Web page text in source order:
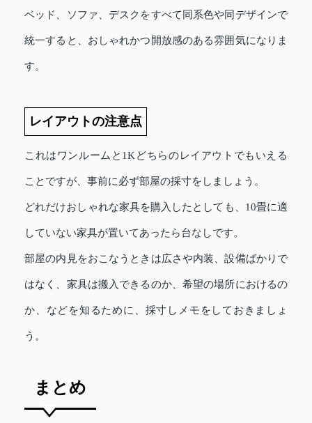
ベッド、ソファ、デスクをすべて同系色や同デザインで
統一すると、おしゃれかつ開放感のある雰囲気になりま
す。
レイアウトの注意点
これはワンルームと1Kどちらのレイアウトでもいえる
ことですが、事前に必ず部屋の採寸をしましょう。
どれだけおしゃれな家具を購入したとしても、10畳に適
していない家具が置いてあったら台なしです。
部屋の内見をおこなうときは広さや内装、設備ばかりで
はなく、家具は搬入できるのか、希望の場所におけるの
か、などを知るために、採寸しメモをしておきましょ
う。
まとめ